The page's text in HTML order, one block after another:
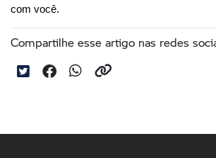
com você.
Compartilhe esse artigo nas redes